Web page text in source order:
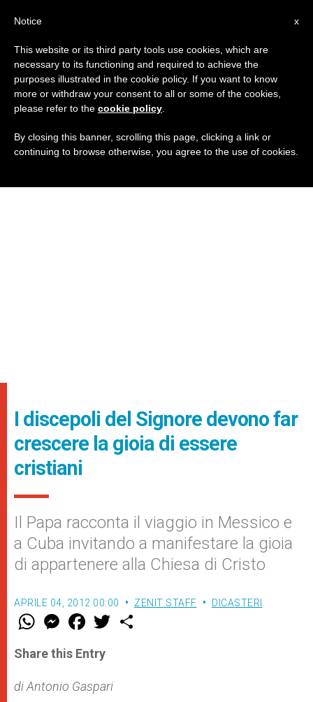
I discepoli del Signore devono far
crescere la gioia di essere
cristiani
Il Papa racconta il viaggio in Messico e
a Cuba invitando a manifestare la gioia
di appartenere alla Chiesa di Cristo
APRILE 04, 2012 00:00 ZENIT STAFF DICASTERI
W
t
s
p
p
M
e
s
e
g
e
F
a
e
b
o
k
w
Share this Entry
di Antonio Gaspari
x
Notice
This website or its third party tools use cookies, which are
necessary to its functioning and required to achieve the
purposes illustrated in the cookie policy. If you want to know
more or withdraw your consent to all or some of the cookies,
please refer to the cookie policy
By closing this banner, scrolling this page, clicking a link or
continuing to browse otherwise, you agree to the use of cookies.